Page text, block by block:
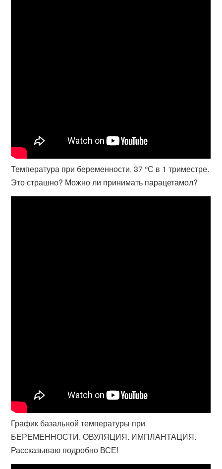
Температура при беременности. 37 °С в 1 триместре.
Это страшно? Можно ли принимать парацетамол?
График базальной температуры при
БЕРЕМЕННОСТИ. ОВУЛЯЦИЯ. ИМПЛАНТАЦИЯ.
Рассказываю подробно ВСЕ!